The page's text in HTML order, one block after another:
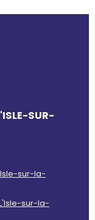
SUR-
sur-la-
sur-la-